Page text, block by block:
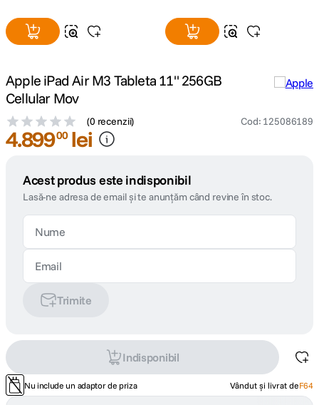
Apple iPad Air M3 Tableta 11" 256GB
Cellular Mov
(0 recenzii) Cod: 125086189
4.89900 lei
Acest produs este indisponibil
Lasă-ne adresa de email și te anunțăm când revine în stoc.
Trimite
Indisponibil
Nu include un adaptor de priza Vândut și livrat deF64